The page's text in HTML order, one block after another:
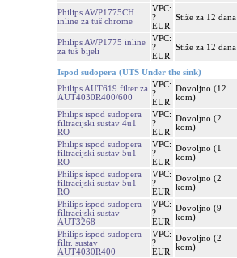
Philips AWP1775CH
inline za tuš chrome
VPC:
?
EUR
Stiže za 12 dana
Philips AWP1775 inline
za tuš bijeli
VPC:
?
EUR
Stiže za 12 dana
Ispod sudopera (UTS Under the sink)
Philips AUT619 filter za
AUT4030R400/600
VPC:
?
EUR
Dovoljno (12
kom)
Philips ispod sudopera
filtracijski sustav 4u1
RO
VPC:
?
EUR
Dovoljno (2
kom)
Philips ispod sudopera
filtracijski sustav 5u1
RO
VPC:
?
EUR
Dovoljno (1
kom)
Philips ispod sudopera
filtracijski sustav 5u1
RO
VPC:
?
EUR
Dovoljno (2
kom)
Philips ispod sudopera
filtracijski sustav
AUT3268
VPC:
?
EUR
Dovoljno (9
kom)
Philips ispod sudopera
filtr. sustav
AUT4030R400
VPC:
?
EUR
Dovoljno (2
kom)